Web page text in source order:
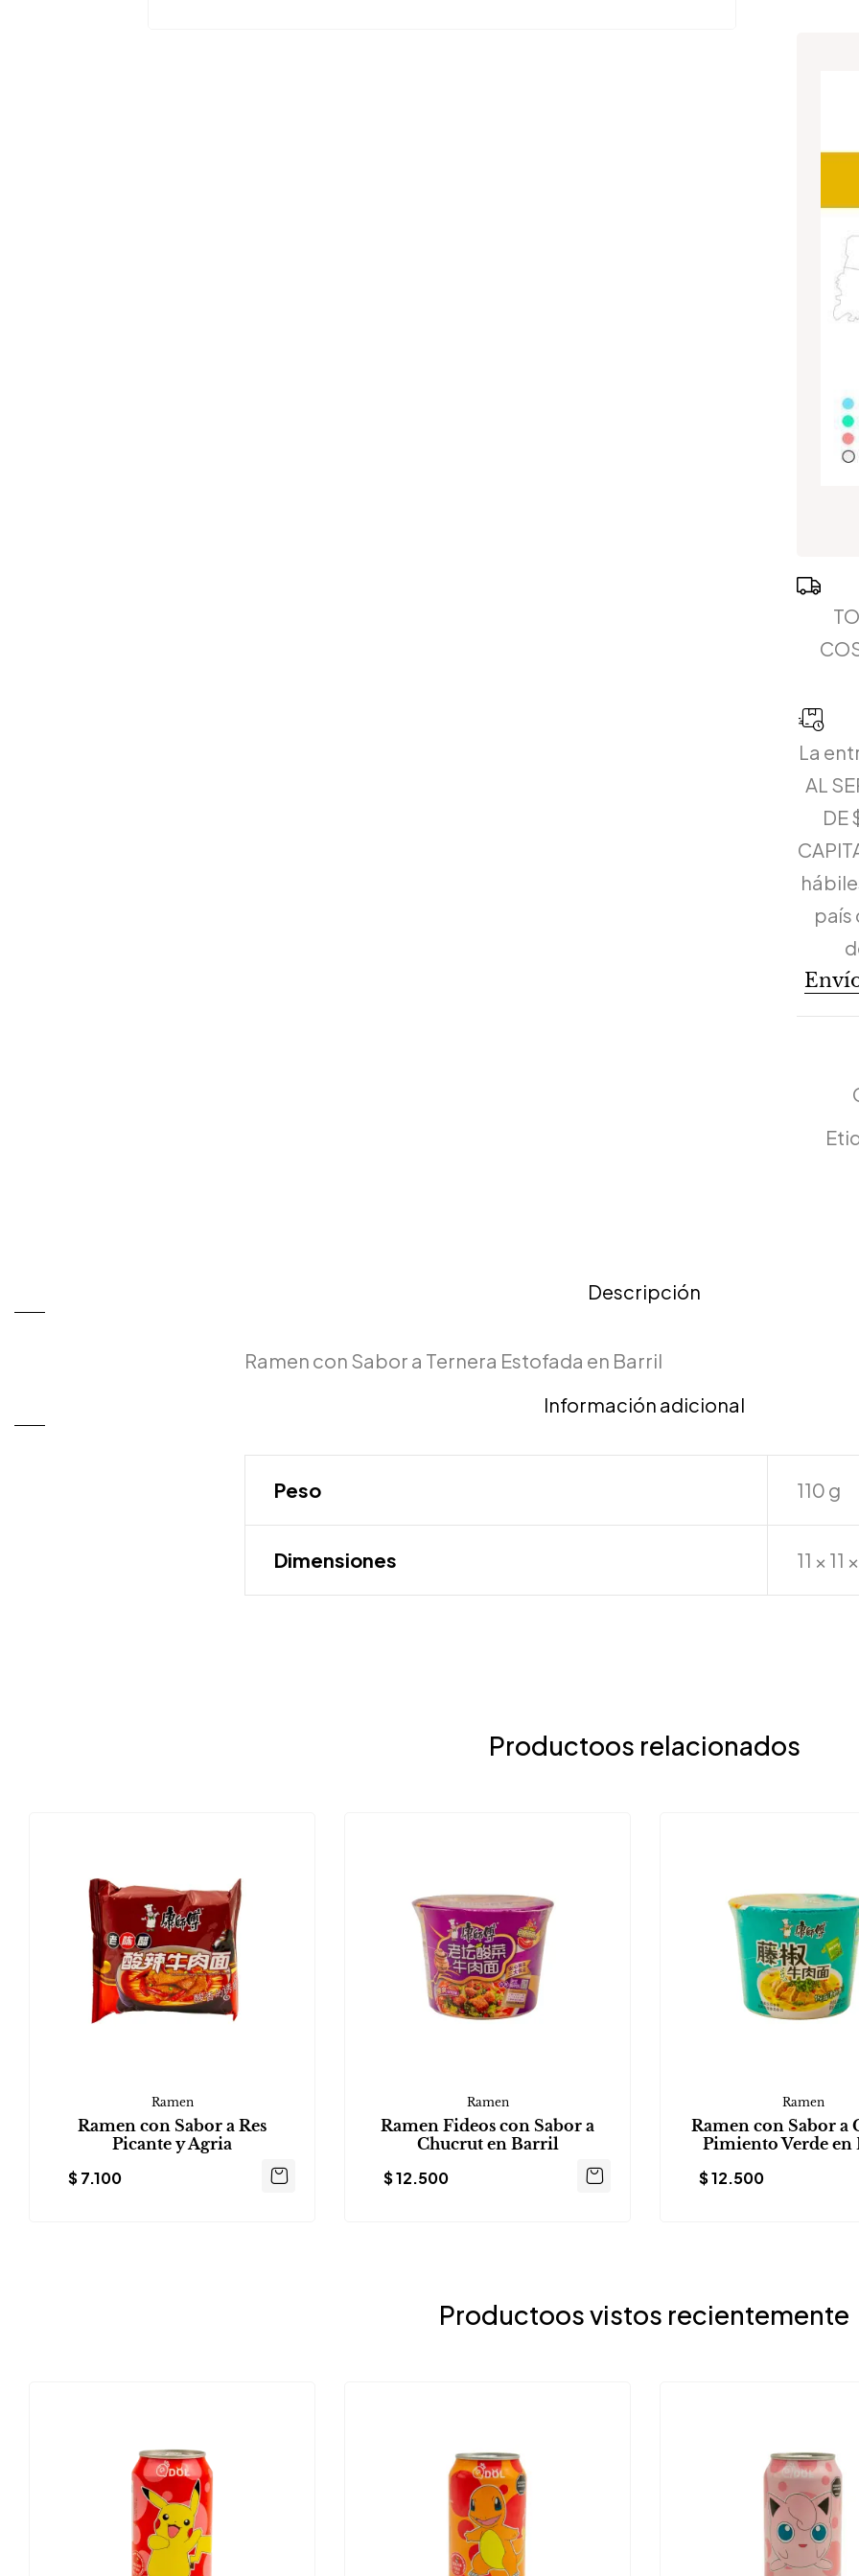
La
AL
DE
país
Descripción
Ramen con Sabor a Ternera Estofada en Barril
Información adicional
Peso 110 g
Dimensiones 11 × 11
Productoos relacionados
Ramen
Ramen con Sabor a Res
Picante y Agria
$7.100
Ramen
Ramen Fideos con Sabor a
Chucrut en Barril
$12.500
Ramen
Ramen con Sabor a
Pimiento Verde en
$12.500
Productoos vistos recientemente